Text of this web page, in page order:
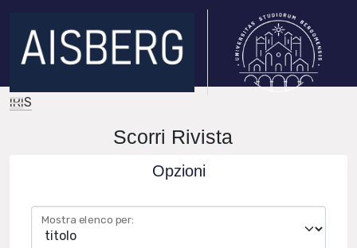
IRIS
Scorri Rivista
Opzioni
Mostra elenco per: